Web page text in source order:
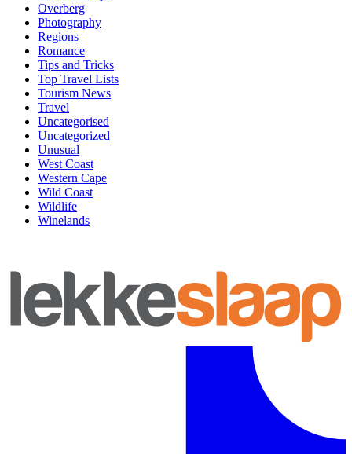
Overberg
Photography
Regions
Romance
Tips and Tricks
Top Travel Lists
Tourism News
Travel
Uncategorised
Uncategorized
Unusual
West Coast
Western Cape
Wild Coast
Wildlife
Winelands